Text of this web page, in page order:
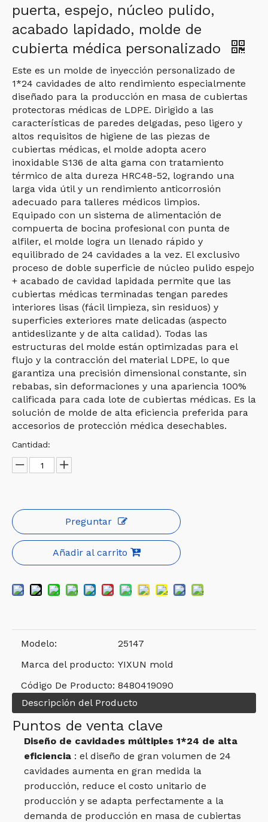
puerta, espejo, núcleo pulido,
acabado lapidado, molde de
cubierta médica personalizado
Este es un molde de inyección personalizado de
1*24 cavidades de alto rendimiento especialmente
diseñado para la producción en masa de cubiertas
protectoras médicas de LDPE. Dirigido a las
características de paredes delgadas, peso ligero y
altos requisitos de higiene de las piezas de
cubiertas médicas, el molde adopta acero
inoxidable S136 de alta gama con tratamiento
térmico de alta dureza HRC48-52, logrando una
larga vida útil y un rendimiento anticorrosión
adecuado para talleres médicos limpios.
Equipado con un sistema de alimentación de
compuerta de bocina profesional con punta de
alfiler, el molde logra un llenado rápido y
equilibrado de 24 cavidades a la vez. El exclusivo
proceso de doble superficie de núcleo pulido espejo
+ acabado de cavidad lapidada permite que las
cubiertas médicas terminadas tengan paredes
interiores lisas (fácil limpieza, sin residuos) y
superficies exteriores mate delicadas (aspecto
antideslizante y de alta calidad). Todas las
estructuras del molde están optimizadas para el
flujo y la contracción del material LDPE, lo que
garantiza una precisión dimensional constante, sin
rebabas, sin deformaciones y una apariencia 100%
calificada para cada lote de cubiertas médicas. Es la
solución de molde de alta eficiencia preferida para
accesorios de protección médica desechables.
Cantidad:
Preguntar
Añadir al carrito
Modelo:
25147
Marca del producto: YIXUN mold
Código De Producto: 8480419090
Descripción del Producto
Puntos de venta clave
Diseño de cavidades múltiples 1*24 de alta
eficiencia : el diseño de gran volumen de 24
cavidades aumenta en gran medida la
producción, reduce el costo unitario de
producción y se adapta perfectamente a la
demanda de producción en masa de cubiertas